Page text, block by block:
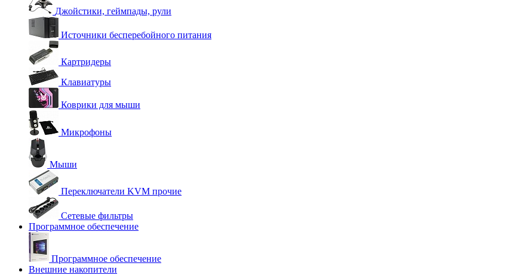
Джойстики, геймпады, рули
Источники бесперебойного питания
Картридеры
Клавиатуры
Коврики для мыши
Микрофоны
Мыши
Переключатели KVM прочие
Сетевые фильтры
Программное обеспечение
Программное обеспечение
Внешние накопители